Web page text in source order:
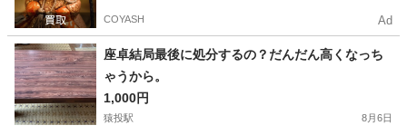
COYASH Ad
座卓結局最後に処分するの？だんだん高くなっち
ゃうから。
1,000円
猿投駅 8月6日